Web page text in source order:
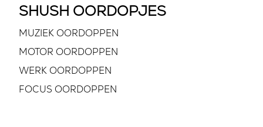
SHUSH OORDOPJES
MUZIEK OORDOPPEN
MOTOR OORDOPPEN
WERK OORDOPPEN
FOCUS OORDOPPEN